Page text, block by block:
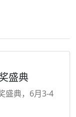
盛典
盛典，6月3-4